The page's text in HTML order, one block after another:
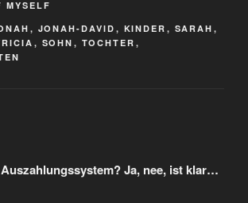
MYSELF
, JONAH-DAVID , KINDER , SARAH ,
, SOHN , TOCHTER ,
Ja, nee, ist klar…